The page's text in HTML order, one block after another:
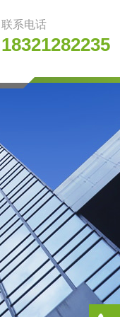
联系电话
18321282235